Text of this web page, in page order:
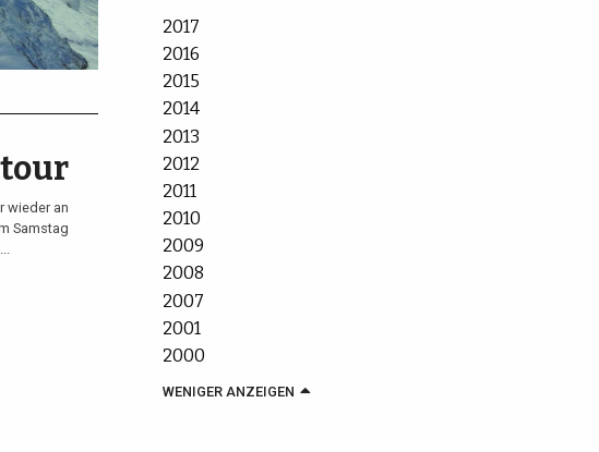
wieder an
Samstag
2017
2016
2015
2014
2013
2012
2011
2010
2009
2008
2007
2001
2000
WENIGER ANZEIGEN